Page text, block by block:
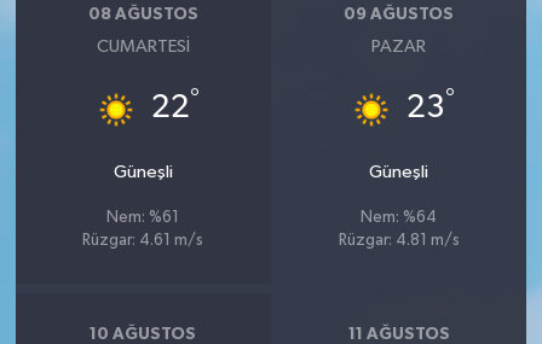
08 AĞUSTOS
CUMARTESI
22°
Güneşli
Nem: %61
Rüzgar: 4.61 m/s
09 AĞUSTOS
PAZAR
23°
Güneşli
Nem: %64
Rüzgar: 4.81 m/s
10 AĞUSTOS 11 AĞUSTOS